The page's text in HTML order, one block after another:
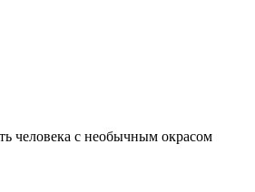
человека с необычным окрасом